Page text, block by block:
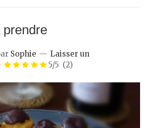
Sophie
Laisser un
5/5 (2)